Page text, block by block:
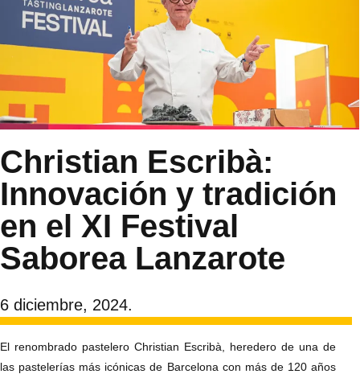
Christian Escribà:
Innovación y tradición
en el XI Festival
Saborea Lanzarote
6 diciembre, 2024.
El renombrado pastelero Christian Escribà, heredero de una de
las pastelerías más icónicas de Barcelona con más de 120 años